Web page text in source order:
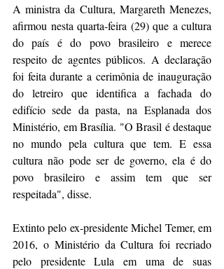
A ministra da Cultura, Margareth Menezes,
afirmou nesta quarta-feira (29) que a cultura
do país é do povo brasileiro e merece
respeito de agentes públicos. A declaração
foi feita durante a cerimônia de inauguração
do letreiro que identifica a fachada do
edifício sede da pasta, na Esplanada dos
Ministério, em Brasília. "O Brasil é destaque
no mundo pela cultura que tem. E essa
cultura não pode ser de governo, ela é do
povo brasileiro e assim tem que ser
respeitada", disse.
Extinto pelo ex-presidente Michel Temer, em
2016, o Ministério da Cultura foi recriado
pelo presidente Lula em uma de suas